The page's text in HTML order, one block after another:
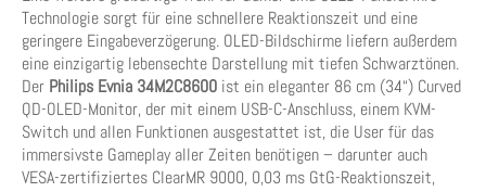
Technologie sorgt für eine schnellere Reaktionszeit und eine
geringere Eingabeverzögerung. OLED-Bildschirme liefern außerdem
eine einzigartig lebensechte Darstellung mit tiefen Schwarztönen.
Der Philips Evnia 34M2C8600 ist ein eleganter 86 cm (34“) Curved
QD-OLED-Monitor, der mit einem USB-C-Anschluss, einem KVM-
Switch und allen Funktionen ausgestattet ist, die User für das
immersivste Gameplay aller Zeiten benötigen – darunter auch
VESA-zertifiziertes ClearMR 9000, 0,03 ms GtG-Reaktionszeit,